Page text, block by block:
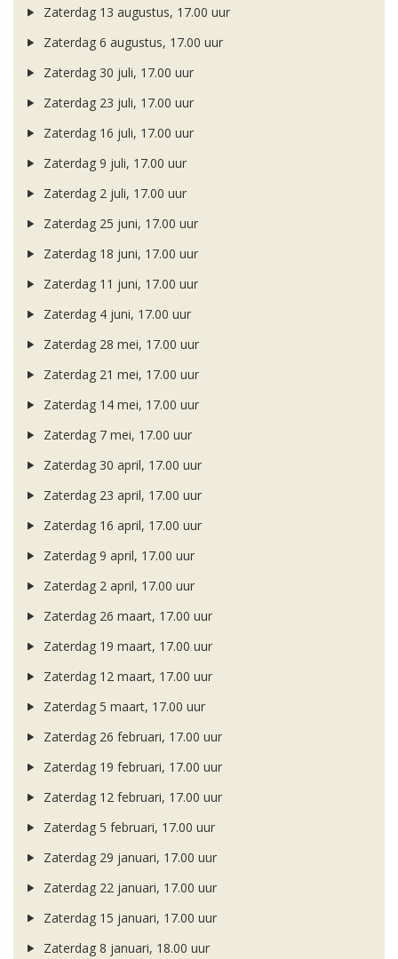
Zaterdag 13 augustus, 17.00 uur
Zaterdag 6 augustus, 17.00 uur
Zaterdag 30 juli, 17.00 uur
Zaterdag 23 juli, 17.00 uur
Zaterdag 16 juli, 17.00 uur
Zaterdag 9 juli, 17.00 uur
Zaterdag 2 juli, 17.00 uur
Zaterdag 25 juni, 17.00 uur
Zaterdag 18 juni, 17.00 uur
Zaterdag 11 juni, 17.00 uur
Zaterdag 4 juni, 17.00 uur
Zaterdag 28 mei, 17.00 uur
Zaterdag 21 mei, 17.00 uur
Zaterdag 14 mei, 17.00 uur
Zaterdag 7 mei, 17.00 uur
Zaterdag 30 april, 17.00 uur
Zaterdag 23 april, 17.00 uur
Zaterdag 16 april, 17.00 uur
Zaterdag 9 april, 17.00 uur
Zaterdag 2 april, 17.00 uur
Zaterdag 26 maart, 17.00 uur
Zaterdag 19 maart, 17.00 uur
Zaterdag 12 maart, 17.00 uur
Zaterdag 5 maart, 17.00 uur
Zaterdag 26 februari, 17.00 uur
Zaterdag 19 februari, 17.00 uur
Zaterdag 12 februari, 17.00 uur
Zaterdag 5 februari, 17.00 uur
Zaterdag 29 januari, 17.00 uur
Zaterdag 22 januari, 17.00 uur
Zaterdag 15 januari, 17.00 uur
Zaterdag 8 januari, 18.00 uur